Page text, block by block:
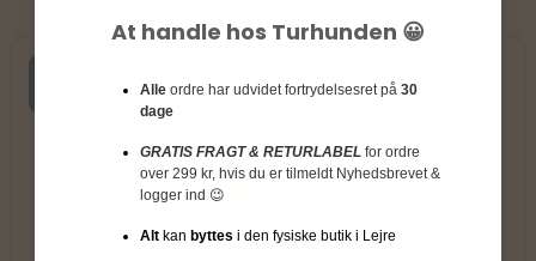
At handle hos Turhunden 😀
Alle ordre har udvidet fortrydelsesret på 30
dage
GRATIS FRAGT & RETURLABEL for ordre
over 299 kr, hvis du er tilmeldt Nyhedsbrevet &
logger ind 😉
Alt kan byttes i den fysiske butik i Lejre